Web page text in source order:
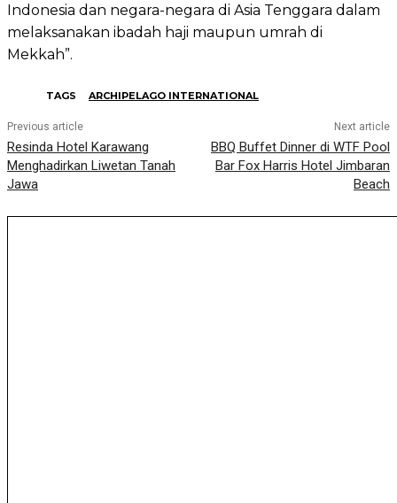
Indonesia dan negara-negara di Asia Tenggara dalam
melaksanakan ibadah haji maupun umrah di
Mekkah”.
TAGS ARCHIPELAGO INTERNATIONAL
Previous article
Resinda Hotel Karawang
Menghadirkan Liwetan Tanah
Jawa
Next article
BBQ Buffet Dinner di WTF Pool
Bar Fox Harris Hotel Jimbaran
Beach